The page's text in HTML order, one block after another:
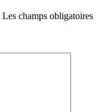
Les champs obligatoires